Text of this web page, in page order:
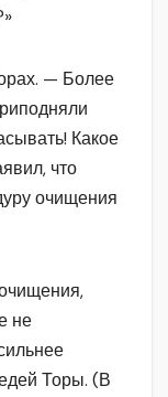
— Более
Какое
что
очищения
не
Торы. (В